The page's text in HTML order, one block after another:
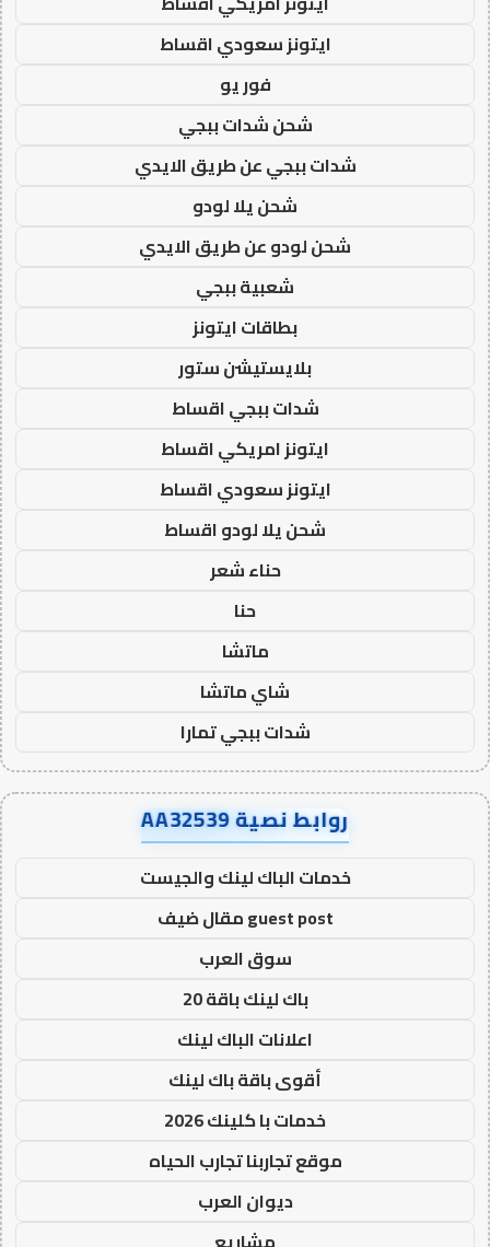
ايتونز سعودي اقساط
فور يو
شحن شدات ببجي
شدات ببجي عن طريق الايدي
شحن يلا لودو
شحن لودو عن طريق الايدي
شعبية ببجي
بطاقات ايتونز
بلايستيشن ستور
شدات ببجي اقساط
ايتونز امريكي اقساط
ايتونز سعودي اقساط
شحن يلا لودو اقساط
حناء شعر
حنا
ماتشا
شاي ماتشا
شدات ببجي تمارا
روابط نصية AA32539
خدمات الباك لينك والجيست
guest post مقال ضيف
سوق العرب
باك لينك باقة 20
اعلانات الباك لينك
أقوى باقة باك لينك
خدمات با كلينك 2026
موقع تجاربنا تجارب الحياه
ديوان العرب